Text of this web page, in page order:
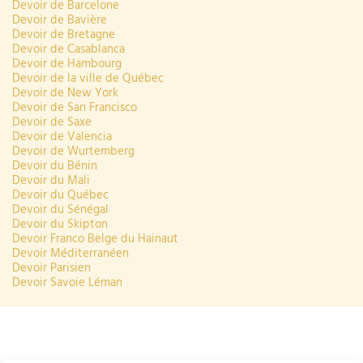
Devoir de Barcelone
Devoir de Bavière
Devoir de Bretagne
Devoir de Casablanca
Devoir de Hambourg
Devoir de la ville de Québec
Devoir de New York
Devoir de San Francisco
Devoir de Saxe
Devoir de Valencia
Devoir de Wurtemberg
Devoir du Bénin
Devoir du Mali
Devoir du Québec
Devoir du Sénégal
Devoir du Skipton
Devoir Franco Belge du Hainaut
Devoir Méditerranéen
Devoir Parisien
Devoir Savoie Léman